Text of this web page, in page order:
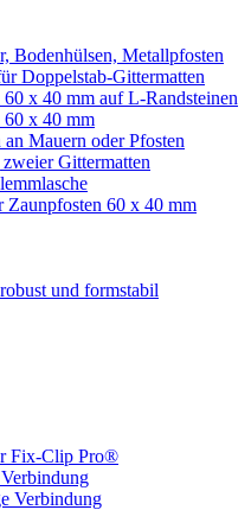
Bodenhülsen, Metallpfosten
Doppelstab-Gittermatten
x 40 mm auf L-Randsteinen
60 x 40 mm
Mauern oder Pfosten
Gittermatten
Zaunpfosten 60 x 40 mm
und formstabil
Fix-Clip Pro®
Verbindung